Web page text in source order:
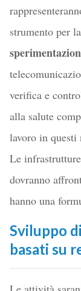
strumento per la
verifica e
alla salute
lavoro in questi
Le
dovranno
hanno una
Sviluppo
basati su